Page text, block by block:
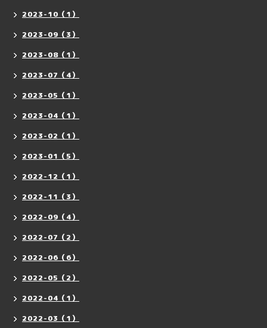
2023-10（1）
2023-09（3）
2023-08（1）
2023-07（4）
2023-05（1）
2023-04（1）
2023-02（1）
2023-01（5）
2022-12（1）
2022-11（3）
2022-09（4）
2022-07（2）
2022-06（6）
2022-05（2）
2022-04（1）
2022-03（1）